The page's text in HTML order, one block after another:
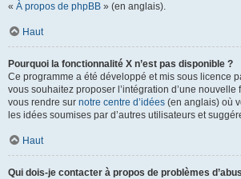
« À propos de phpBB » (en anglais).
Haut
Pourquoi la fonctionnalité X n’est pas disponible ?
Ce programme a été développé et mis sous licence
vous souhaitez proposer l’intégration d’une
vous rendre sur notre centre d’idées (en anglais) où
les idées soumises par d’autres utilisateurs et
Haut
Qui dois-je contacter à propos de problèmes